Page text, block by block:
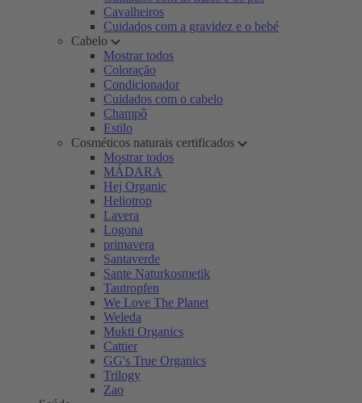
Cavalheiros
Cuidados com a gravidez e o bebé
Cabelo
Mostrar todos
Coloração
Condicionador
Cuidados com o cabelo
Champô
Estilo
Cosméticos naturais certificados
Mostrar todos
MÁDARA
Hej Organic
Heliotrop
Lavera
Logona
primavera
Santaverde
Sante Naturkosmetik
Tautropfen
We Love The Planet
Weleda
Mukti Organics
Cattier
GG's True Organics
Trilogy
Zao